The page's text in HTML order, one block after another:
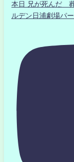
本日 兄が死んだ
ルデン日浦劇場パ